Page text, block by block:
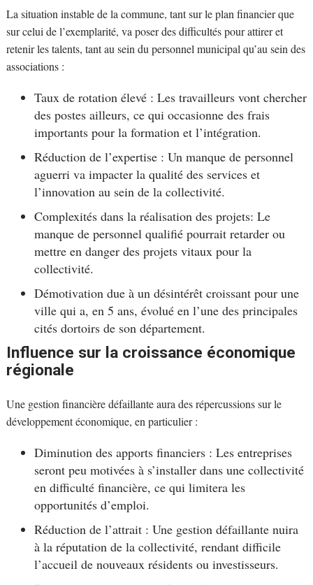
La situation instable de la commune, tant sur le plan financier que
sur celui de l’exemplarité, va poser des difficultés pour attirer et
retenir les talents, tant au sein du personnel municipal qu’au sein des
associations :
Taux de rotation élevé : Les travailleurs vont chercher
des postes ailleurs, ce qui occasionne des frais
importants pour la formation et l’intégration.
Réduction de l’expertise : Un manque de personnel
aguerri va impacter la qualité des services et
l’innovation au sein de la collectivité.
Complexités dans la réalisation des projets: Le
manque de personnel qualifié pourrait retarder ou
mettre en danger des projets vitaux pour la
collectivité.
Démotivation due à un désintérêt croissant pour une
ville qui a, en 5 ans, évolué en l’une des principales
cités dortoirs de son département.
Influence sur la croissance économique
régionale
Une gestion financière défaillante aura des répercussions sur le
développement économique, en particulier :
Diminution des apports financiers : Les entreprises
seront peu motivées à s’installer dans une collectivité
en difficulté financière, ce qui limitera les
opportunités d’emploi.
Réduction de l’attrait : Une gestion défaillante nuira
à la réputation de la collectivité, rendant difficile
l’accueil de nouveaux résidents ou investisseurs.